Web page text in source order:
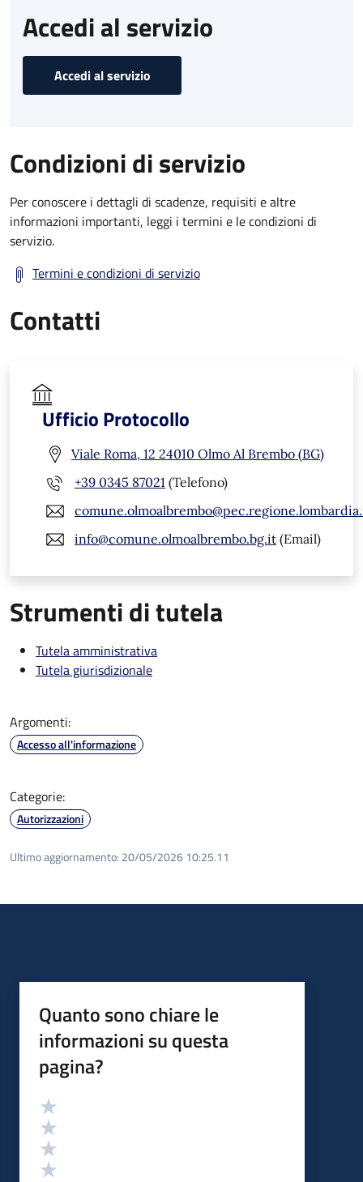
Accedi al servizio
Accedi al servizio
Condizioni di servizio
Per conoscere i dettagli di scadenze, requisiti e altre
informazioni importanti, leggi i termini e le condizioni di
servizio.
Termini e condizioni di servizio
Contatti
Ufficio Protocollo
Viale Roma, 12 24010 Olmo Al Brembo (BG)
+39 0345 87021 (Telefono)
info@comune.olmoalbrembo.bg.it (Email)
Strumenti di tutela
Tutela amministrativa
Tutela giurisdizionale
Argomenti:
Accesso all'informazione
Categorie:
Autorizzazioni
Ultimo aggiornamento: 20/05/2026 10:25.11
Quanto sono chiare le
informazioni su questa
pagina?
Valutazione